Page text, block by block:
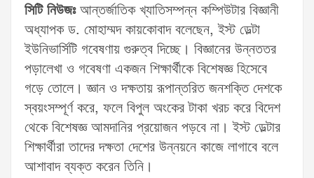
সিটি নিউজঃআন্তর্জাতিক খ্যাতিসম্পন্ন কম্পিউটার বিজ্ঞানী
অধ্যাপক ড. মোহাম্মদ কায়কোবাদ বলেছেন, ইস্ট ডেল্টা
ইউনিভার্সিটি গবেষণায় গুরুত্ব দিচ্ছে। বিজ্ঞানের উন্নততর
পড়ালেখা ও গবেষণা একজন শিক্ষার্থীকে বিশেষজ্ঞ হিসেবে
গড়ে তোলে। জ্ঞান ও দক্ষতায় রূপান্তরিত জনশক্তি দেশকে
স্বয়ংসম্পূর্ণ করে, ফলে বিপুল অংকের টাকা খরচ করে বিদেশ
থেকে বিশেষজ্ঞ আমদানির প্রয়োজন পড়বে না। ইস্ট ডেল্টার
শিক্ষার্থীরা তাদের দক্ষতা দেশের উন্নয়নে কাজে লাগাবে বলে
আশাবাদ ব্যক্ত করেন তিনি।